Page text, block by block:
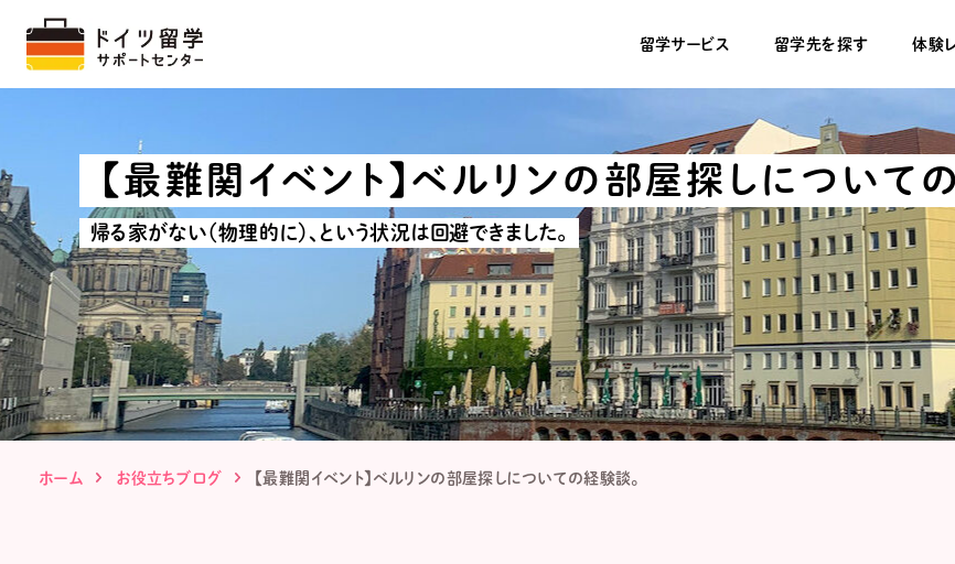
留学サービス 留学先を探す 体験
【最難関イベント】ベルリンの部屋探しについて
帰る家がない（物理的に）、という状況は回避できました。
ホーム お役立ちブログ 【最難関イベント】ベルリンの部屋探しについての経験談。